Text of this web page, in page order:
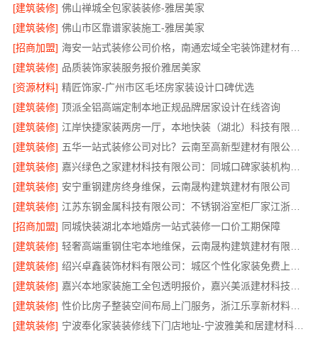
[建筑装修] 佛山禅城全包家装装修-雅居美家
[建筑装修] 佛山市区靠谱家装施工-雅居美家
[招商加盟]
[建筑装修] 品质装饰家装服务报价雅居美家
[资源材料] 精匠饰家-广州市区毛坯房家装设计口碑优选
[建筑装修] 顶派全铝高端定制本地正规品牌居家设计在线咨询
[建筑装修]
[建筑装修]
五华一站式装修公司对比？云南至高新型建材有限公司优势明显
[建筑装修]
[建筑装修] 安宁重钢建房终身维保，云南晟构建筑建材有限公司
[建筑装修]
江苏东钢金属科技有限公司：不锈钢浴室柜厂家江浙沪加盟
[招商加盟] 同城快装湖北本地婚房一站式装修一口价工期保障
[建筑装修]
[建筑装修]
[建筑装修]
[建筑装修]
性价比房子整装空间布局上门服务，浙江乐享新材料有限公司品质之选
[建筑装修]
宁波奉化家装装修线下门店地址-宁波雅美和居建材科技有限公司